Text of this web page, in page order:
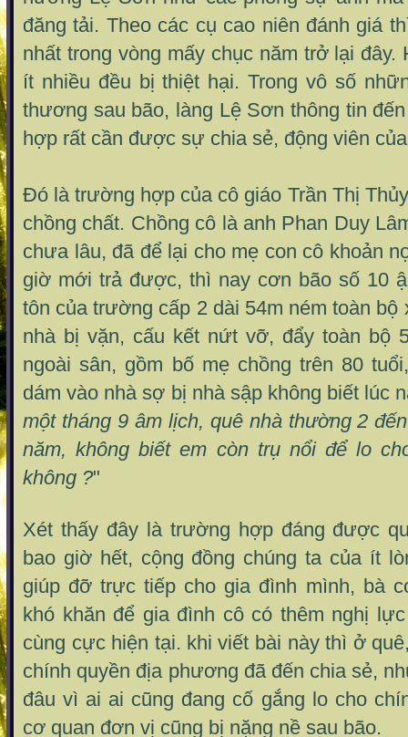
đăng tải. Theo các cụ cao niên đánh giá
nhất trong vòng mấy chục năm trở lại đây.
ít nhiều đều bị thiệt hại. Trong vô số
thương sau bão, làng Lệ Sơn thông tin
hợp rất cần được sự chia sẻ, động viên
Đó là trường hợp của cô giáo Trần Thị
chồng chất. Chồng cô là anh Phan Duy
chưa lâu, đã để lại cho mẹ con cô khoản
giờ mới trả được, thì nay cơn bão số 10
tôn của trường cấp 2 dài 54m ném toàn
nhà bị vặn, cấu kết nứt vỡ, đẩy toàn bộ
ngoài sân, gồm bố mẹ chồng trên 80
dám vào nhà sợ bị nhà sập không biết lúc
một tháng 9 âm lịch, quê nhà thường 2
năm, không biết em còn trụ nổi để lo
không ?"
Xét thấy đây là trường hợp đáng được
bao giờ hết, cộng đồng chúng ta của ít
giúp đỡ trực tiếp cho gia đình mình, bà
khó khăn để gia đình cô có thêm nghị
cùng cực hiện tại. khi viết bài này thì ở
chính quyền địa phương đã đến chia sẻ,
đâu vì ai ai cũng đang cố gắng lo cho
cơ quan đơn vị cũng bị nặng nề sau bão.